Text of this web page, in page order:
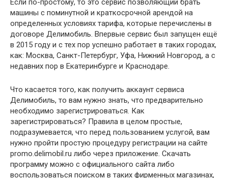
Если по-простому, то это сервис позволяющий брать
машины с поминутной и краткосрочной арендой на
определенных условиях тарифа, которые перечислены в
договоре Делимобиль. Впервые сервис был запущен ещё
в 2015 году и с тех пор успешно работает в таких городах,
как: Москва, Санкт-Петербург, Уфа, Нижний Новгород, а с
недавних пор в Екатеринбурге и Краснодаре.
Что касается того, как получить аккаунт сервиса
Делимобиль, то вам нужно знать, что предварительно
необходимо зарегистрироваться. Как
зарегистрироваться? Правила в целом простые,
подразумевается, что перед пользованием услугой, вам
нужно пройти простую процедуру регистрации на сайте
promo.delimobil.ru либо через приложение. Скачать
программу можно с официального сайта либо
воспользоваться поиском в таких фирменных магазинах,